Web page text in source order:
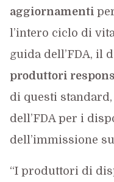
aggiornamenti
l’intero ciclo di
guida dell’FDA, il
produttori
di questi
dell’FDA per i
dell’immissione
“I produttori di